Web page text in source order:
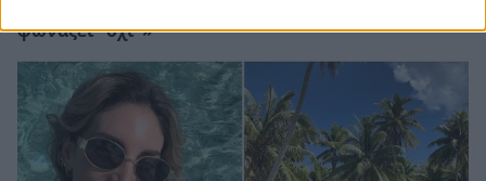
φωνάζει “όχι”»